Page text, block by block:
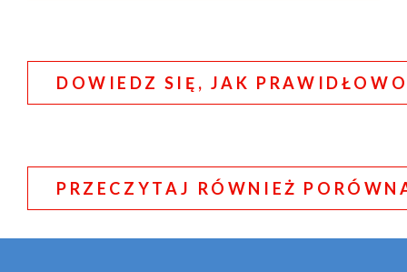
DOWIEDZ SIĘ, JAK
PRZECZYTAJ RÓWNIEŻ